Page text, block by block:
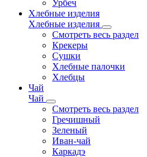
Урбеч
Хлебные изделия
Хлебные изделия
Смотреть весь раздел
Крекеры
Сушки
Хлебные палочки
Хлебцы
Чай
Чай
Смотреть весь раздел
Гречишный
Зеленый
Иван-чай
Каркадэ